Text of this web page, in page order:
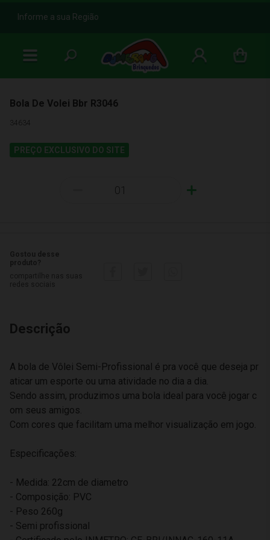
b
Informe a sua Região
Bola De Volei Bbr R3046
34634
PREÇO EXCLUSIVO DO SITE
+
Descrição
A bola de Vôlei Semi-Profissional é pra você que deseja pr
aticar um esporte ou uma atividade no dia a dia.
Sendo assim, produzimos uma bola ideal para você jogar c
om seus amigos.
Com cores que facilitam uma melhor visualização em jogo.
Especificações:
- Medida: 22cm de diametro
- Composição: PVC
- Peso 260g
- Semi profissional